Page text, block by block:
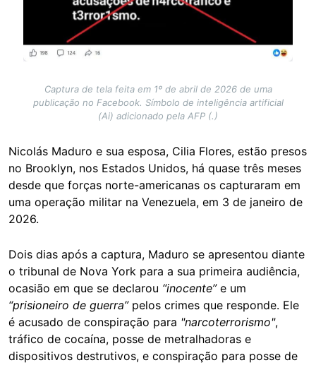
Captura de tela feita em 1º de abril de 2026 de uma
publicação no Facebook. Símbolo de inteligência artificial
(Ai) adicionado pela AFP (.)
Nicolás Maduro e sua esposa, Cilia Flores, estão presos
no Brooklyn, nos Estados Unidos, há quase três meses
desde que forças norte-americanas os capturaram em
uma operação militar na Venezuela, em 3 de janeiro de
2026.
Dois dias após a captura, Maduro se apresentou diante
o tribunal de Nova York para a sua primeira audiência,
ocasião em que se declarou “inocente”e um
“prisioneiro de guerra” pelos crimes que responde. Ele
é acusado de conspiração para "narcoterrorismo",
tráfico de cocaína, posse de metralhadoras e
dispositivos destrutivos, e conspiração para posse de